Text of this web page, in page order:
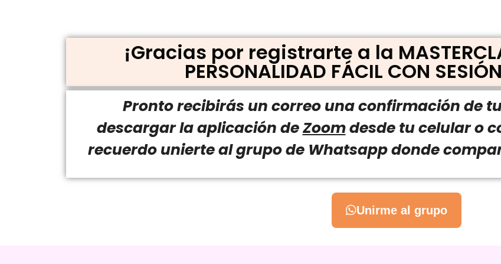
¡Gracias por registrarte a la
PERSONALIDAD FÁCIL CON
Pronto recibirás un correo una confirmación de
descargar la aplicación deZoomdesde tu celular o
recuerdo unierte al grupo de Whatsapp donde
Unirme al grupo